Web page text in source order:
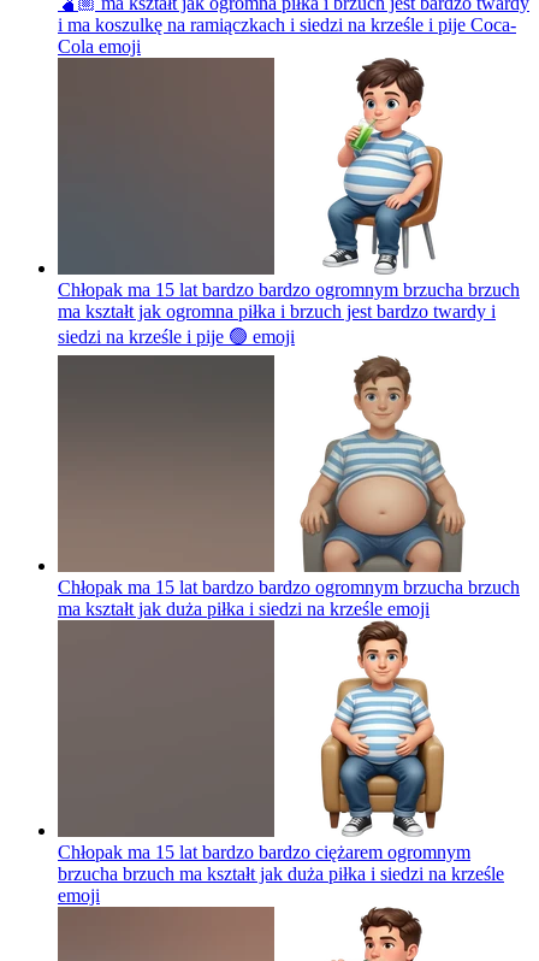
i ma koszulkę na ramiączkach i siedzi na krześle i pije Coca-
Cola emoji
Chłopak ma 15 lat bardzo bardzo ogromnym brzucha brzuch
ma kształt jak ogromna piłka i brzuch jest bardzo twardy i
siedzi na krześle i pije 🟢 emoji
Chłopak ma 15 lat bardzo bardzo ogromnym brzucha brzuch
ma kształt jak duża piłka i siedzi na krześle emoji
Chłopak ma 15 lat bardzo bardzo ciężarem ogromnym
brzucha brzuch ma kształt jak duża piłka i siedzi na krześle
emoji